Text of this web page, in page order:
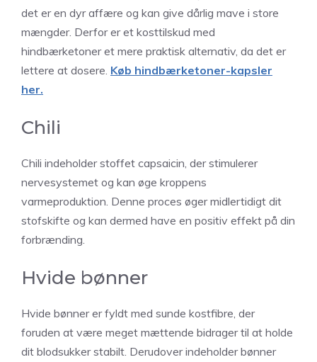
det er en dyr affære og kan give dårlig mave i store
mængder. Derfor er et kosttilskud med
hindbærketoner et mere praktisk alternativ, da det er
lettere at dosere. Køb hindbærketoner-kapsler
her.
Chili
Chili indeholder stoffet capsaicin, der stimulerer
nervesystemet og kan øge kroppens
varmeproduktion. Denne proces øger midlertidigt dit
stofskifte og kan dermed have en positiv effekt på din
forbrænding.
Hvide bønner
Hvide bønner er fyldt med sunde kostfibre, der
foruden at være meget mættende bidrager til at holde
dit blodsukker stabilt. Derudover indeholder bønner